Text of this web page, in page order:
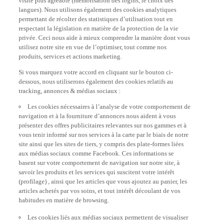
langues). Nous utilisons également des cookies analytiques
permettant de récolter des statistiques d’utilisation tout en
respectant la législation en matière de la protection de la vie
privée. Ceci nous aide à mieux comprendre la manière dont vous
utilisez notre site en vue de l’optimiser, tout comme nos
produits, services et actions marketing.
dessous, nous utiliserons également des cookies relatifs au
tracking, annonces & médias sociaux :
navigation et à la fourniture d’annonces nous aident à vous
présenter des offres publicitaires relevantes sur nos gammes et à
vous tenir informé sur nos services à la carte par le biais de notre
site ainsi que les sites de tiers, y compris des plate-formes liées
aux médias sociaux comme Facebook. Ces informations se
basent sur votre comportement de navigation sur notre site, à
savoir les produits et les services qui suscitent votre intérêt
(profilage) , ainsi que les articles que vous ajoutez au panier, les
articles achetés par vos soins, et tout intérêt découlant de vos
habitudes en matière de browsing.